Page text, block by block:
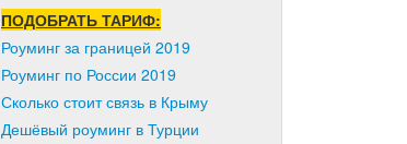
ПОДОБРАТЬ ТАРИФ:
Роуминг за границей 2019
Роуминг по России 2019
Сколько стоит связь в Крыму
Дешёвый роуминг в Турции